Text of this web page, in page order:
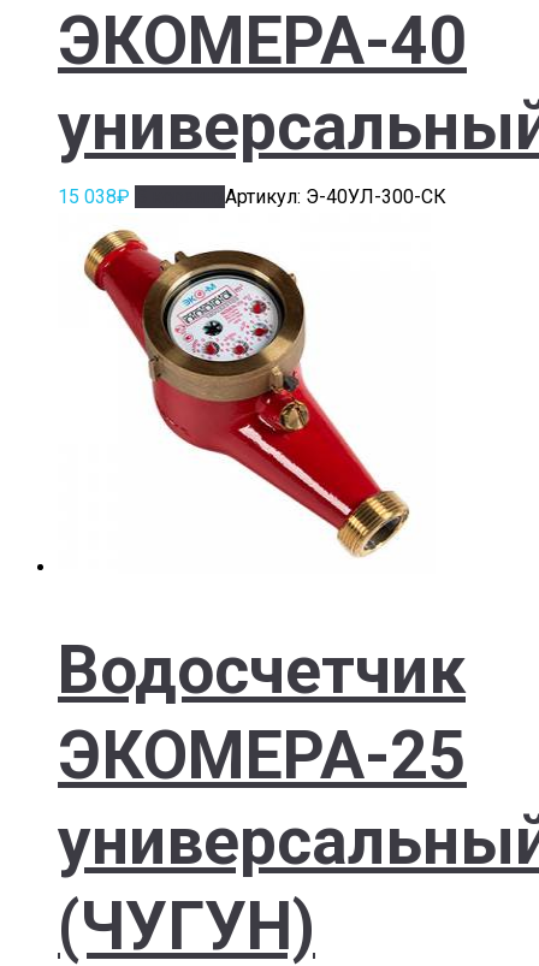
ЭКОМЕРА-40
15 038₽ Артикул: Э-40УЛ-300-СК
Водосчетчик
ЭКОМЕРА-25
(ЧУГУН)